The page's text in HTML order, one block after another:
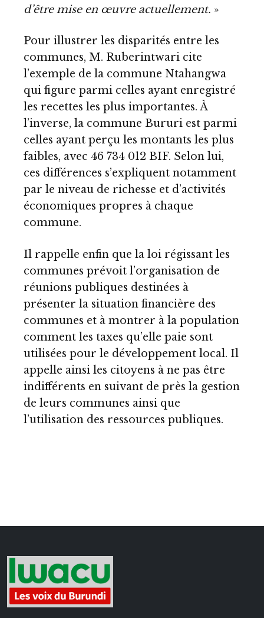
d’être mise en œuvre actuellement. »
Pour illustrer les disparités entre les
communes, M. Ruberintwari cite
l’exemple de la commune Ntahangwa
qui figure parmi celles ayant enregistré
les recettes les plus importantes. À
l’inverse, la commune Bururi est parmi
celles ayant perçu les montants les plus
faibles, avec 46 734 012 BIF. Selon lui,
ces différences s’expliquent notamment
par le niveau de richesse et d’activités
économiques propres à chaque
commune.
Il rappelle enfin que la loi régissant les
communes prévoit l’organisation de
réunions publiques destinées à
présenter la situation financière des
communes et à montrer à la population
comment les taxes qu’elle paie sont
utilisées pour le développement local. Il
appelle ainsi les citoyens à ne pas être
indifférents en suivant de près la gestion
de leurs communes ainsi que
l’utilisation des ressources publiques.